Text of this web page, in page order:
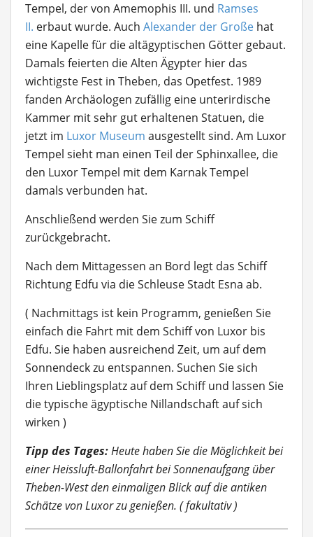
Tempel, der von Amemophis III. und Ramses
II. erbaut wurde. Auch Alexander der Große hat
eine Kapelle für die altägyptischen Götter gebaut.
Damals feierten die Alten Ägypter hier das
wichtigste Fest in Theben, das Opetfest. 1989
fanden Archäologen zufällig eine unterirdische
Kammer mit sehr gut erhaltenen Statuen, die
jetzt im Luxor Museum ausgestellt sind. Am Luxor
Tempel sieht man einen Teil der Sphinxallee, die
den Luxor Tempel mit dem Karnak Tempel
damals verbunden hat.
Anschließend werden Sie zum Schiff
zurückgebracht.
Nach dem Mittagessen an Bord legt das Schiff
Richtung Edfu via die Schleuse Stadt Esna ab.
( Nachmittags ist kein Programm, genießen Sie
einfach die Fahrt mit dem Schiff von Luxor bis
Edfu. Sie haben ausreichend Zeit, um auf dem
Sonnendeck zu entspannen. Suchen Sie sich
Ihren Lieblingsplatz auf dem Schiff und lassen Sie
die typische ägyptische Nillandschaft auf sich
wirken )
Tipp des Tages:Heute haben Sie die Möglichkeit bei
einer Heissluft-Ballonfahrt bei Sonnenaufgang über
Theben-West den einmaligen Blick auf die antiken
Schätze von Luxor zu genießen. ( fakultativ )